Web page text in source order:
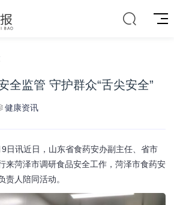
全监管 守护群众“舌尖安全”
健康资讯
9日讯近日，山东省食药安办副主任、省市
来菏泽市调研食品安全工作，菏泽市食药安
责人陪同活动。